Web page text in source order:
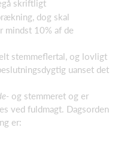
skriftligt
dog skal
mindst 10% af de
stemmeflertal, og lovligt
uanset det
og stemmeret og er
ved fuldmagt. Dagsorden
er: